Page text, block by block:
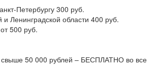
Петербургу 300 руб.
и Ленинградской области 400 руб.
500 руб.
свыше 50 000 рублей – БЕСПЛАТНО во все